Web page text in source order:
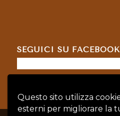
Questo sito utilizza
esterni per migliorare la
SEGUICI SU FACEBOOK